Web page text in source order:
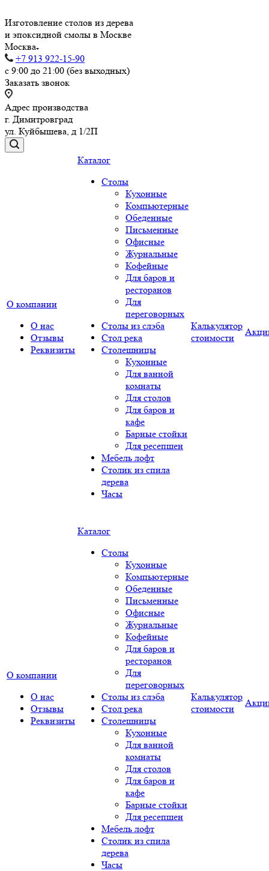
Изготовление столов из дерева
и эпоксидной смолы в Москве
Москва
+7 913 922-15-90
с 9:00 до 21:00 (без выходных)
Заказать звонок
Адрес производства
г. Димитровград
ул. Куйбышева, д 1/2П
О компании
О нас
Отзывы
Реквизиты
Каталог
Столы
Кухонные
Компьютерные
Обеденные
Письменные
Офисные
Журнальные
Кофейные
Для баров и
ресторанов
Для
переговорных
Столы из слэба
Стол река
Столешницы
Кухонные
Для ванной
комнаты
Для столов
Для баров и
кафе
Барные стойки
Для ресепшен
Мебель лофт
Столик из спила
дерева
Часы
Калькулятор
стоимости
О компании
О нас
Отзывы
Реквизиты
Каталог
Столы
Кухонные
Компьютерные
Обеденные
Письменные
Офисные
Журнальные
Кофейные
Для баров и
ресторанов
Для
переговорных
Столы из слэба
Стол река
Столешницы
Кухонные
Для ванной
комнаты
Для столов
Для баров и
кафе
Барные стойки
Для ресепшен
Мебель лофт
Столик из спила
дерева
Часы
Калькулятор
стоимости